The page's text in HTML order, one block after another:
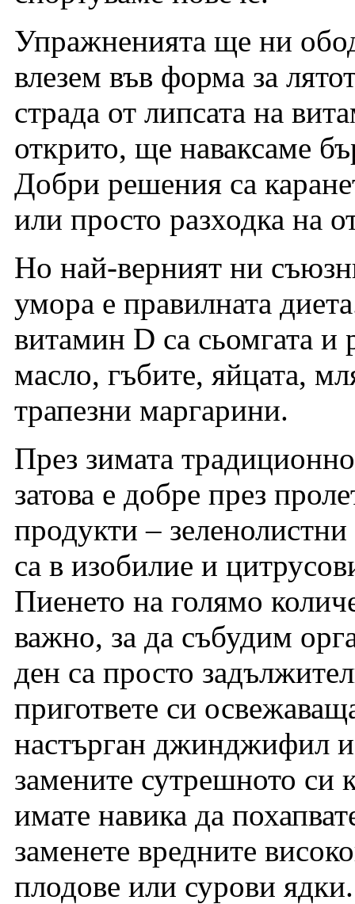
Упражненията ще ни
влезем във форма за
страда от липсата на
открито, ще наваксаме
Добри решения са
или просто разходка на
Но най-верният ни
умора е правилната
витамин D са сьомгата и
масло, гъбите, яйцата,
трапезни маргарини.
През зимата
затова е добре през
продукти –
са в изобилие и
Пиенето на голямо
важно, за да събудим
ден са просто
пригответе си
настърган джинджифил
замените сутрешното си
имате навика да
заменете вредните
плодове или сурови ядки.